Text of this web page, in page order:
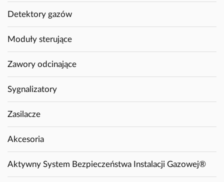
Detektory gazów
Moduły sterujące
Zawory odcinające
Sygnalizatory
Zasilacze
Akcesoria
Aktywny System Bezpieczeństwa Instalacji Gazowej®